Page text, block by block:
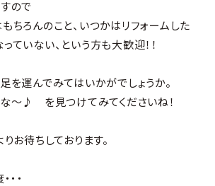
ので
ちろんのこと、いつかはリフォームした
ていない、という方も大歓迎！！
を運んでみてはいかがでしょうか。
～♪ を見つけてみてくださいね！
お待ちしております。
・